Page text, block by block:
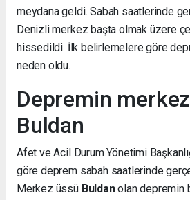
meydana geldi. Sabah saatlerinde
Denizli merkez başta olmak üzere
hissedildi. İlk belirlemelere göre
neden oldu.
Depremin
Buldan
Afet ve Acil Durum Yönetimi
göre deprem sabah saatlerinde
Merkez üssü Buldanolan depremin